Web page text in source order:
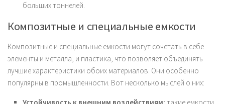
больших тоннелей.
Композитные и специальные емкости
Композитные и специальные емкости могут сочетать в себе
элементы и металла, и пластика, что позволяет объединять
лучшие характеристики обоих материалов. Они особенно
популярны в промышленности. Вот несколько мыслей о них: